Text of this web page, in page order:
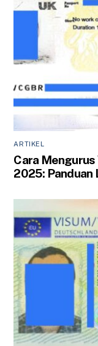
ARTIKEL
Cara
2025: Panduan